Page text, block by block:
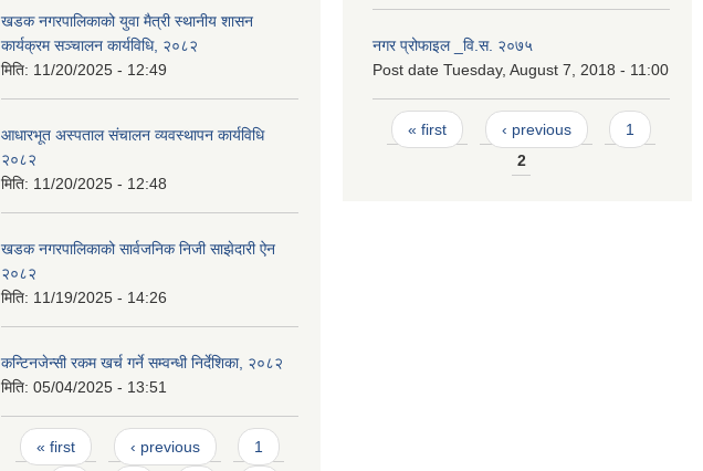
खडक नगरपालिकाको युवा मैत्री स्थानीय शासन
कार्यक्रम सञ्चालन कार्यविधि, २०८२
मिति: 11/20/2025 - 12:49
आधारभूत अस्पताल संचालन व्यवस्थापन कार्यविधि
२०८२
मिति: 11/20/2025 - 12:48
खडक नगरपालिकाको सार्वजनिक निजी साझेदारी ऐन
२०८२
मिति: 11/19/2025 - 14:26
कन्टिनजेन्सी रकम खर्च गर्ने सम्वन्धी निर्देशिका, २०८२
मिति: 05/04/2025 - 13:51
Pages
« first ‹ previous 1
नगर प्रोफाइल _वि.स. २०७५
Post date Tuesday, August 7, 2018 - 11:00
Pages
« first ‹ previous
1
2